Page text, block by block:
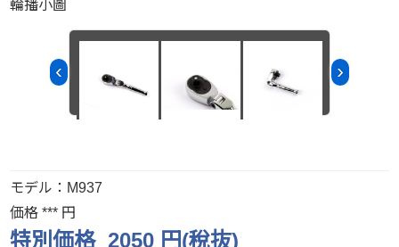
輪播小圖
‹ ›
モデル：M937
価格 *** 円
特別価格 2050 円(稅抜)